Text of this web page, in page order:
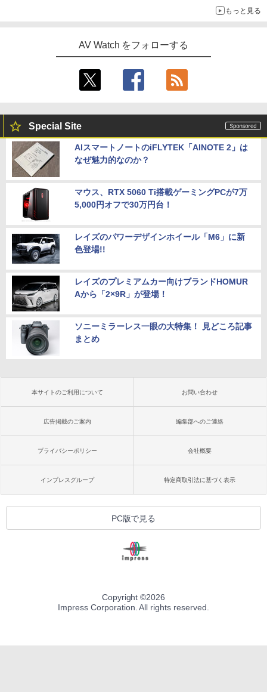
もっと見る
AV Watch をフォローする
Special Site
AIスマートノートのiFLYTEK「AINOTE 2」は
なぜ魅力的なのか？
マウス、RTX 5060 Ti搭載ゲーミングPCが7万
5,000円オフで30万円台！
レイズのパワーデザインホイール「M6」に新
色登場!!
レイズのプレミアムカー向けブランドHOMUR
Aから「2×9R」が登場！
ソニーミラーレス一眼の大特集！ 見どころ記事
まとめ
本サイトのご利用について お問い合わせ
広告掲載のご案内 編集部へのご連絡
プライバシーポリシー 会社概要
インプレスグループ 特定商取引法に基づく表示
PC版で見る
Copyright ©2026
Impress Corporation. All rights reserved.